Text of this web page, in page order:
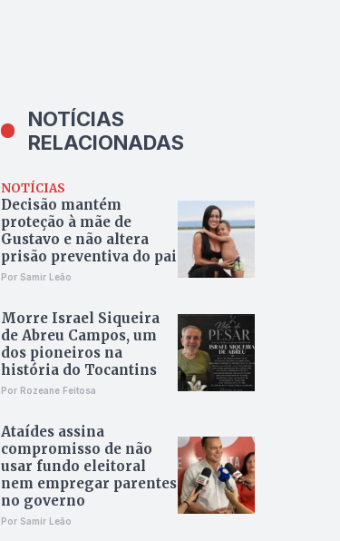
NOTÍCIAS
RELACIONADAS
NOTÍCIAS
Decisão mantém
proteção à mãe de
Gustavo e não altera
prisão preventiva do pai
Por Samir Leão
Morre Israel Siqueira
de Abreu Campos, um
dos pioneiros na
história do Tocantins
Por Rozeane Feitosa
Ataídes assina
compromisso de não
usar fundo eleitoral
nem empregar parentes
no governo
Por Samir Leão